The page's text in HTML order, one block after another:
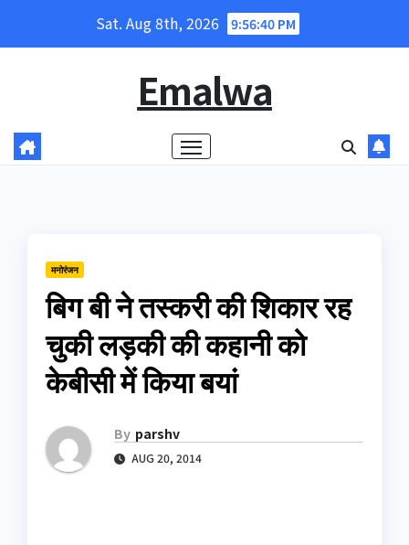
Sat. Aug 8th, 2026 9:56:40 PM
Emalwa
मनोरंजन
बिग बी ने तस्करी की शिकार रह
चुकी लड़की की कहानी को
केबीसी में किया बयां
By parshv
AUG 20, 2014